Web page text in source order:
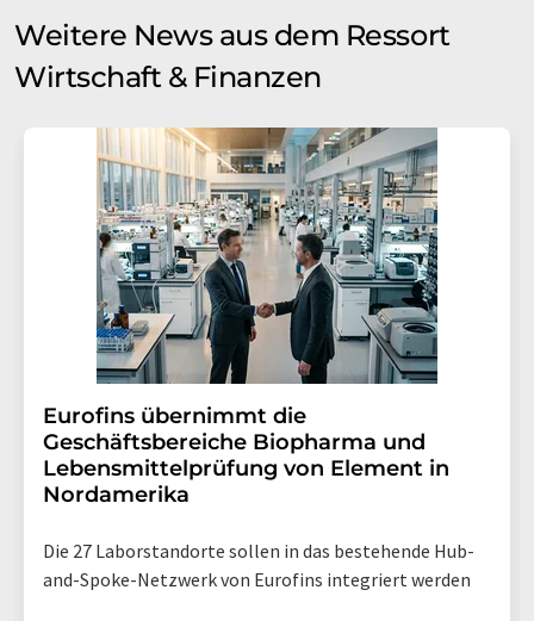
Weitere News aus dem Ressort
Wirtschaft & Finanzen
Eurofins übernimmt die
Geschäftsbereiche Biopharma und
Lebensmittelprüfung von Element in
Nordamerika
Die 27 Laborstandorte sollen in das bestehende Hub-
and-Spoke-Netzwerk von Eurofins integriert werden